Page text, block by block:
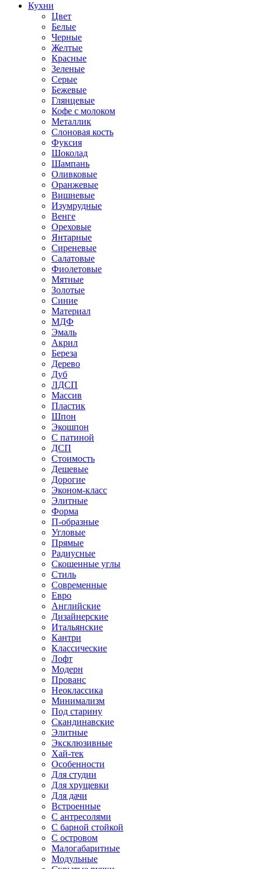
Кухни
Цвет
Белые
Черные
Желтые
Красные
Зеленые
Серые
Бежевые
Глянцевые
Кофе с молоком
Металлик
Слоновая кость
Фуксия
Шоколад
Шампань
Оливковые
Оранжевые
Вишневые
Изумрудные
Венге
Ореховые
Янтарные
Сиреневые
Салатовые
Фиолетовые
Мятные
Золотые
Синие
Материал
МДФ
Эмаль
Акрил
Береза
Дерево
Дуб
ЛДСП
Массив
Пластик
Шпон
Экошпон
С патиной
ДСП
Стоимость
Дешевые
Дорогие
Эконом-класс
Элитные
Форма
П-образные
Угловые
Прямые
Радиусные
Скошенные углы
Стиль
Современные
Евро
Английские
Дизайнерские
Итальянские
Кантри
Классические
Лофт
Модерн
Прованс
Неоклассика
Минимализм
Под старину
Скандинавские
Элитные
Эксклюзивные
Хай-тек
Особенности
Для студии
Для хрущевки
Для дачи
Встроенные
С антресолями
С барной стойкой
С островом
Малогабаритные
Модульные